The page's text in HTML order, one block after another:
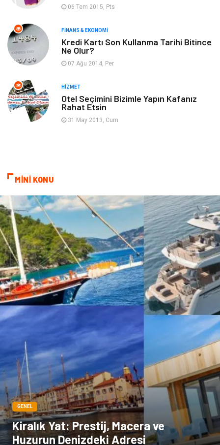
Emlak
Ev İşleri
Gençlik & Eğlence
Sigorta
Mobilya
06 Tem 2015, Pts
FINANS & EKONOMI
Kredi Kartı Son Kullanma Tarihi Bitince
Ne Olur?
07 Ağu 2014, Per
HIZMET
Otel Seçimini Bizimle Yapın Kafanız
Rahat Etsin
31 May 2013, Cum
MİNİ KONU
GENEL
Kiralık Yat: Prestij, Macera ve
Huzurun Denizdeki Adresi